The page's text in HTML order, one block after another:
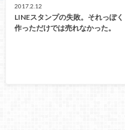
2017.2.12
LINEスタンプの失敗。それっぽく
作っただけでは売れなかった。